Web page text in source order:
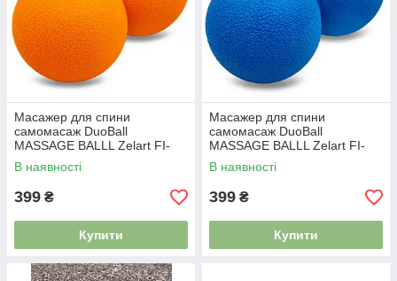
Масажер для спини
самомасаж DuoBall
MASSAGE BALLL Zelart FI-
8234 помаранчевий
В наявності
399 ₴
Купити
Масажер для спини
самомасаж DuoBall
MASSAGE BALLL Zelart FI-
8234 синій
В наявності
399 ₴
Купити